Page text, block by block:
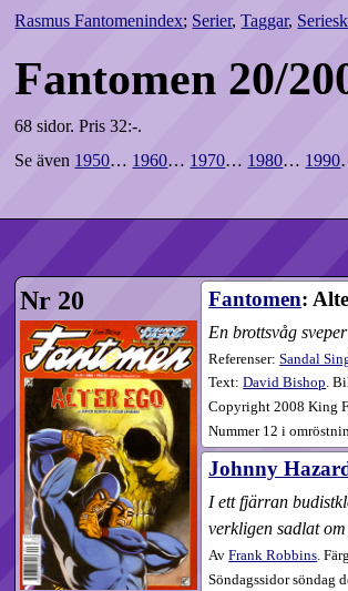
Rasmus Fantomenindex; Serier,Taggar,
Fantomen 20/
68 sidor. Pris 32:-.
Se även 1950… 1960… 1970… 1980… 1990
Nr 20 Fantomen:
En brottsvåg
Referenser:Sandal
Text:David Bishop.
Copyright 2008 King
Nummer 12 i
Johnny
I ett fjärran
verkligen sadlat
AvFrank Robbins.
Söndagssidor söndag